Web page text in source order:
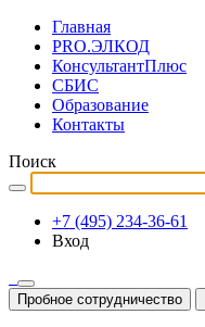
Главная
PRO.ЭЛКОД
КонсультантПлюс
СБИС
Образование
Контакты
Поиск
+7 (495) 234-36-61
Вход
Пробное сотрудничество